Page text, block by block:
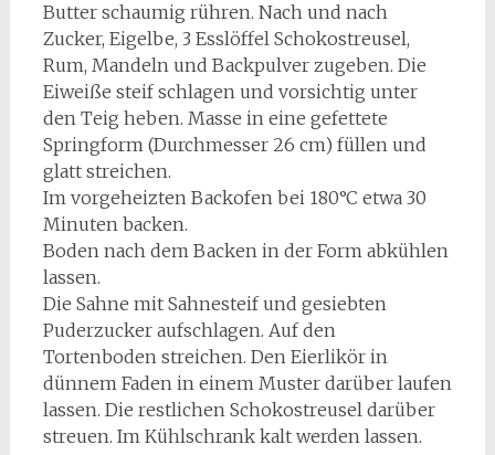
Butter schaumig rühren. Nach und nach
Zucker, Eigelbe, 3 Esslöffel Schokostreusel,
Rum, Mandeln und Backpulver zugeben. Die
Eiweiße steif schlagen und vorsichtig unter
den Teig heben. Masse in eine gefettete
Springform (Durchmesser 26 cm) füllen und
glatt streichen.
Im vorgeheizten Backofen bei 180°C etwa 30
Minuten backen.
Boden nach dem Backen in der Form abkühlen
lassen.
Die Sahne mit Sahnesteif und gesiebten
Puderzucker aufschlagen. Auf den
Tortenboden streichen. Den Eierlikör in
dünnem Faden in einem Muster darüber laufen
lassen. Die restlichen Schokostreusel darüber
streuen. Im Kühlschrank kalt werden lassen.